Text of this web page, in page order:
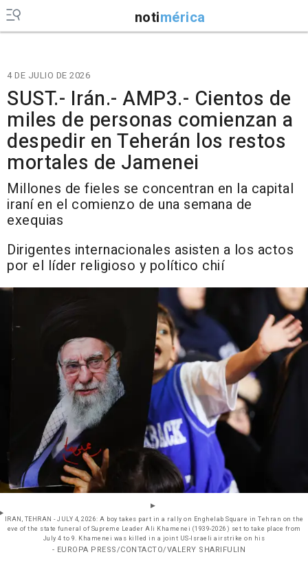
notimérica
4 DE JULIO DE 2026
SUST.- Irán.- AMP3.- Cientos de
miles de personas comienzan a
despedir en Teherán los restos
mortales de Jamenei
Millones de fieles se concentran en la capital
iraní en el comienzo de una semana de
exequias
Dirigentes internacionales asisten a los actos
por el líder religioso y político chií
IRAN, TEHRAN - JULY 4, 2026: A boy takes part in a rally on Enghelab Square in Tehran on the
eve of the state funeral of Supreme Leader Ali Khamenei (1939-2026) set to take place from
July 4 to 9. Khamenei was killed in a joint US-Israeli airstrike on his
- EUROPA PRESS/CONTACTO/VALERY SHARIFULIN